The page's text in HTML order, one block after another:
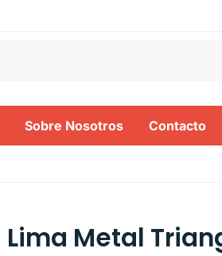
Sobre Nosotros Contacto
Lima Metal